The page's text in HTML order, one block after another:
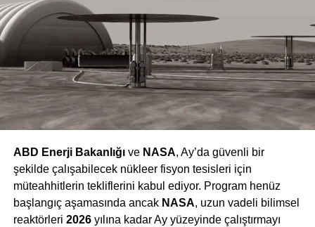
ABD Enerji Bakanlığıve NASA, Ay’da güvenli bir
şekilde çalışabilecek nükleer fisyon tesisleri için
müteahhitlerin tekliflerini kabul ediyor. Program henüz
başlangıç aşamasında ancak NASA, uzun vadeli bilimsel
reaktörleri 2026 yılına kadar Ay yüzeyinde çalıştırmayı